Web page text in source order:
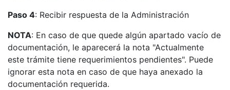
Paso 4: Recibir respuesta de la Administración
NOTA: En caso de que quede algún apartado vacío de
documentación, le aparecerá la nota "Actualmente
este trámite tiene requerimientos pendientes". Puede
ignorar esta nota en caso de que haya anexado la
documentación requerida.